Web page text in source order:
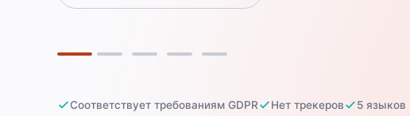
Слайд 1Слайд 2Слайд 3Слайд 4Слайд 5
Соответствует требованиям GDPR Нет трекеров 5 языков